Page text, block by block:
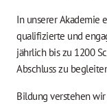
In unserer Akademie
qualifizierte und
jährlich bis zu 1200
Abschluss zu
Bildung verstehen